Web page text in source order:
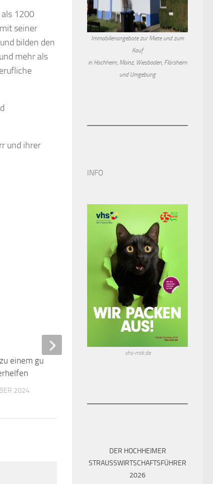
1200
seiner
bilden den
mehr als
und ihrer
0
Immobilienangebote zur Miete und zum
Kauf
in Hochheim, Mainz, Wiesbaden, Flörsheim
und Umgebung
INFO
vhs-mtk.de
DER HOCHHEIMER
STRAUSSWIRTSCHAFTSFÜHRER 2
026